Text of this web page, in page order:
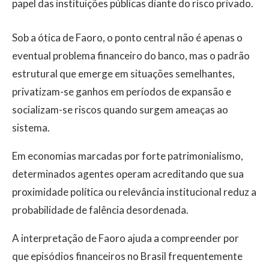
papel das instituições públicas diante do risco privado.
Sob a ótica de Faoro, o ponto central não é apenas o
eventual problema financeiro do banco, mas o padrão
estrutural que emerge em situações semelhantes,
privatizam-se ganhos em períodos de expansão e
socializam-se riscos quando surgem ameaças ao
sistema.
Em economias marcadas por forte patrimonialismo,
determinados agentes operam acreditando que sua
proximidade política ou relevância institucional reduz a
probabilidade de falência desordenada.
A interpretação de Faoro ajuda a compreender por
que episódios financeiros no Brasil frequentemente